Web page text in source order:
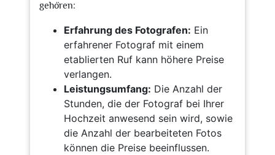
gehören:
Erfahrung des Fotografen: Ein
erfahrener Fotograf mit einem
etablierten Ruf kann höhere Preise
verlangen.
Leistungsumfang: Die Anzahl der
Stunden, die der Fotograf bei Ihrer
Hochzeit anwesend sein wird, sowie
die Anzahl der bearbeiteten Fotos
können die Preise beeinflussen.